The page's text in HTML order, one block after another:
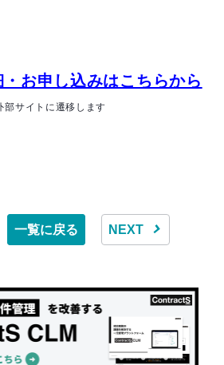
お申し込みはこちらから
サイトに遷移します
一覧に戻る NEXT